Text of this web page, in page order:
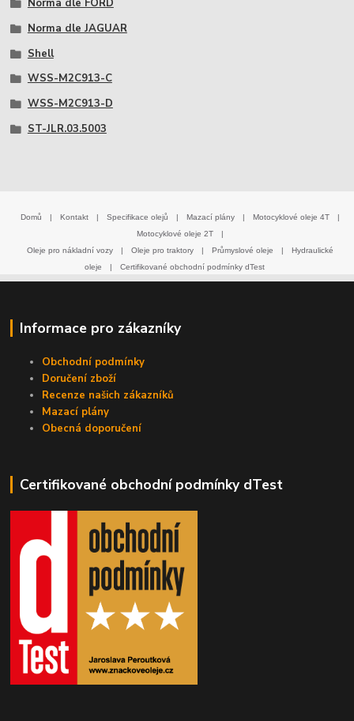
Norma dle FORD
Norma dle JAGUAR
Shell
WSS-M2C913-C
WSS-M2C913-D
ST-JLR.03.5003
Domů Kontakt Specifikace olejů Mazací plány Motocyklové oleje 4T
Motocyklové oleje 2T
Oleje pro nákladní vozy
Oleje pro traktory Průmyslové oleje
Hydraulické
oleje
Certifikované obchodní podmínky dTest
Informace pro zákazníky
Obchodní podmínky
Doručení zboží
Recenze našich zákazníků
Mazací plány
Obecná doporučení
Certifikované obchodní podmínky dTest